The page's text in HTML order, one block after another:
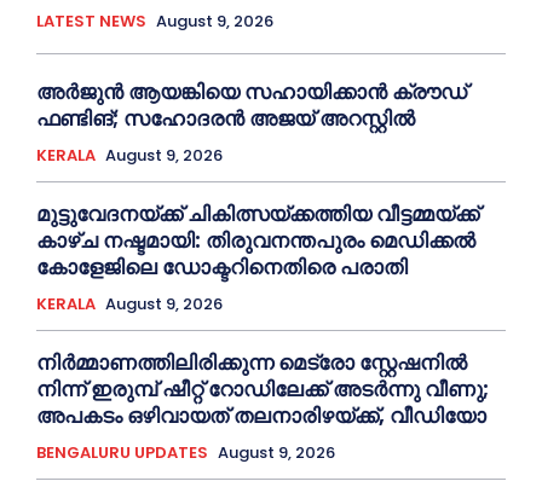
LATEST NEWS August 9, 2026
അര്‍ജുന്‍ ആയങ്കിയെ സഹായിക്കാൻ ക്രൗഡ്
ഫണ്ടിങ്; സഹോദരന്‍ അജയ് അറസ്റ്റില്‍
KERALA August 9, 2026
മുട്ടുവേദനയ്ക്ക് ചികിത്സയ്ക്കത്തിയ വീട്ടമ്മയ്ക്ക്
കാഴ്ച നഷ്ടമായി: തിരുവനന്തപുരം മെഡിക്കല്‍
കോളേജിലെ ഡോക്ടറിനെതിരെ പരാതി
KERALA August 9, 2026
നിർമ്മാണത്തിലിരിക്കുന്ന മെട്രോ സ്റ്റേഷനിൽ
നിന്ന് ഇരുമ്പ് ഷീറ്റ് റോഡിലേക്ക് അടർന്നു വീണു;
അപകടം ഒഴിവായത് തലനാരിഴയ്ക്ക്, വീഡിയോ
BENGALURU UPDATES August 9, 2026